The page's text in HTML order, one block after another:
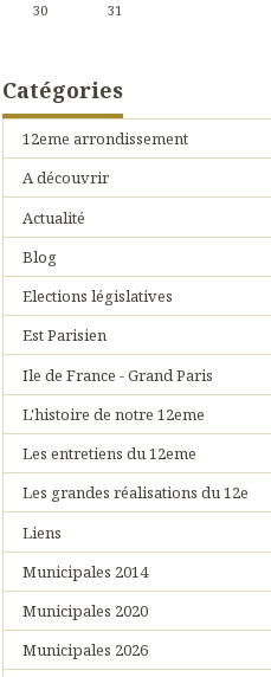
30
31
Catégories
12eme arrondissement
A découvrir
Actualité
Blog
Elections législatives
Est Parisien
Ile de France - Grand Paris
L'histoire de notre 12eme
Les entretiens du 12eme
Les grandes réalisations du 12e
Liens
Municipales 2014
Municipales 2020
Municipales 2026